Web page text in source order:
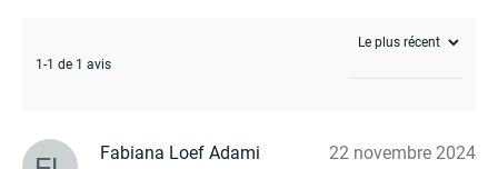
1-1 de 1 avis
Fabiana Loef Adami 22 novembre 2024